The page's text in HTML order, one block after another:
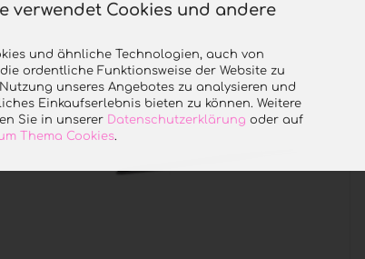
verwendet Cookies und andere
und ähnliche Technologien, auch von
ordentliche Funktionsweise der Website zu
unseres Angebotes zu analysieren und
Einkaufserlebnis bieten zu können. Weitere
Sie in unserer Datenschutzerklärung oder auf
Thema Cookies.